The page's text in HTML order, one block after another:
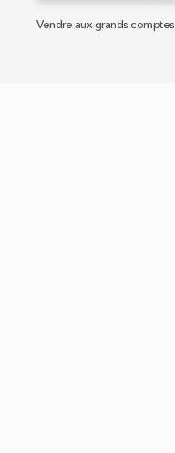
Vendre aux grands comptes